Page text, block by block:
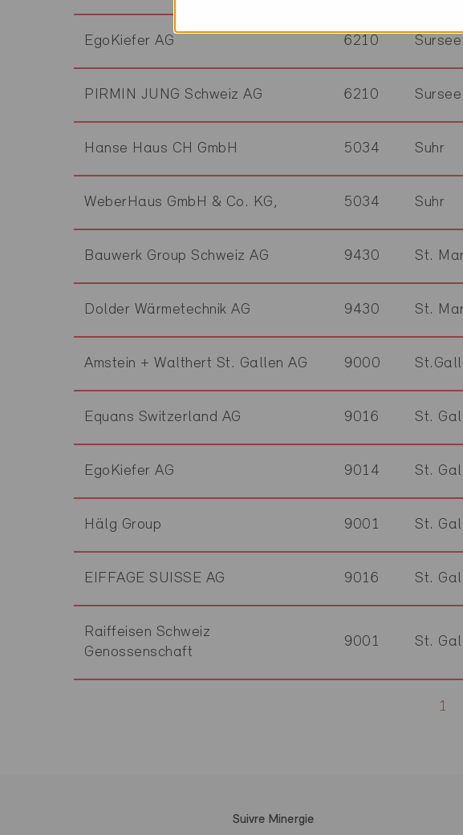
EgoKiefer AG 6210 Sursee
PIRMIN JUNG Schweiz AG 6210 Sursee
Hanse Haus CH GmbH 5034 Suhr
WeberHaus GmbH & Co. KG, 5034 Suhr
Bauwerk Group Schweiz AG 9430 St.
Dolder Wärmetechnik AG 9430 St.
Amstein + Walthert St. Gallen AG 9000
Equans Switzerland AG 9016 St.
EgoKiefer AG 9014 St.
Hälg Group 9001 St.
EIFFAGE SUISSE AG 9016 St.
Raiffeisen Schweiz
Genossenschaft
9001 St.
1
Suivre Minergie